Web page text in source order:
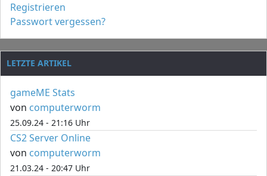
Registrieren
Passwort vergessen?
LETZTE ARTIKEL
gameME Stats
von computerworm
25.09.24 - 21:16 Uhr
CS2 Server Online
von computerworm
21.03.24 - 20:47 Uhr